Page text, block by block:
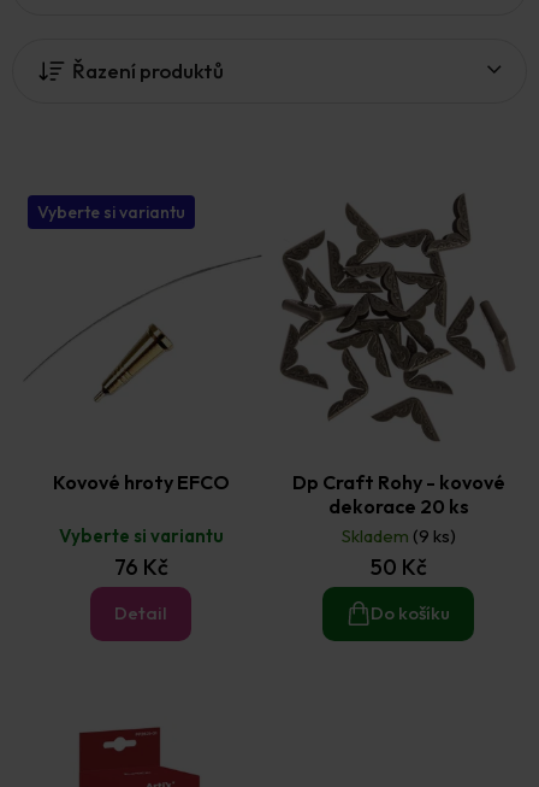
Řazení produktů
Vyberte si variantu
Kovové hroty EFCO
Vyberte si variantu
76 Kč
Detail
Dp Craft Rohy - kovové
dekorace 20 ks
Skladem (9 ks)
50 Kč
Do košíku